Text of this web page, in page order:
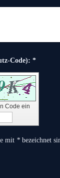
Captcha (Spam-Schutz-Code): *
Code ein
mit * bezeichnet